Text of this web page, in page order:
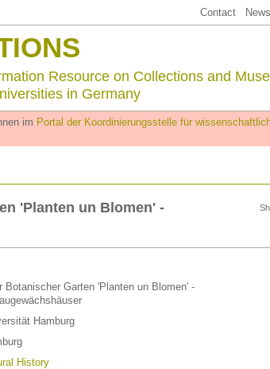
Contact
Resource on Collections and
in Germany
im Portal der Koordinierungsstelle für
'Planten un Blomen' -
Botanischer Garten 'Planten un Blomen' -
Hamburg
History